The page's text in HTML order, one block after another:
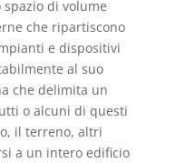
di volume
che ripartiscono
e dispositivi
al suo
che delimita un
o alcuni di questi
il terreno, altri
a un intero edificio